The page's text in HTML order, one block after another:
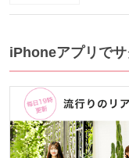
iPhoneアプリで